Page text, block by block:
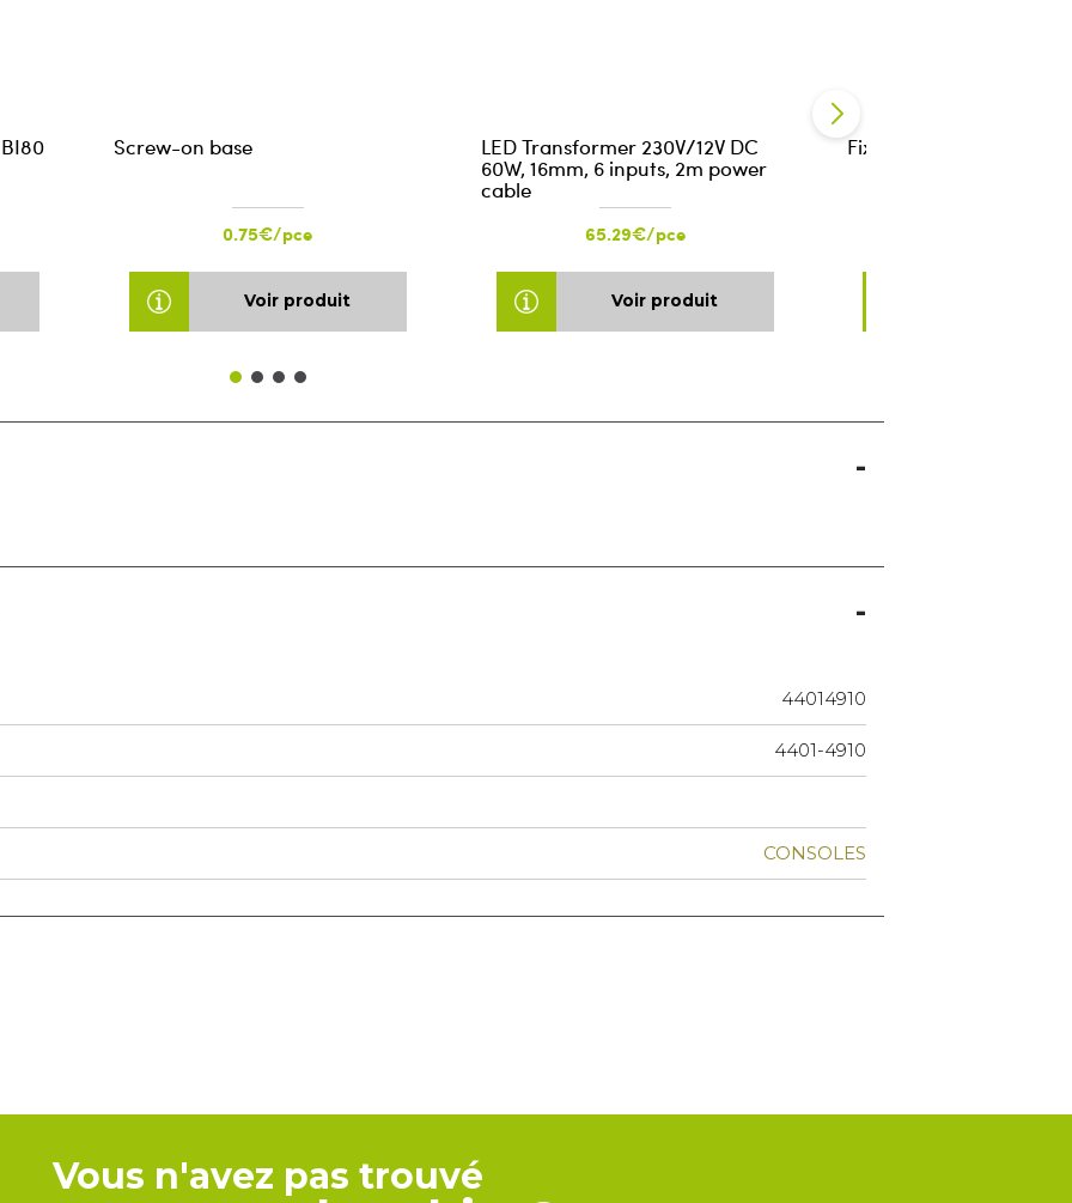
Screw-on base
0.75€/pce
Voir produit
LED Transformer 230V/12V DC
60W, 16mm, 6 inputs, 2m power
cable
65.29€/pce
Voir produit
Fix-all Turbo white
44014910
4401-4910
CONSOLES
Vous n'avez pas trouvé